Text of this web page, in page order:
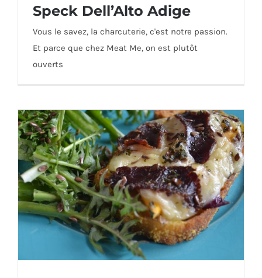
Focus Charcut’ #3 : Le Speck Dell’Alto
Speck Dell’Alto Adige
Vous le savez, la charcuterie, c'est notre passion.
Et parce que chez Meat Me, on est plutôt
ouverts